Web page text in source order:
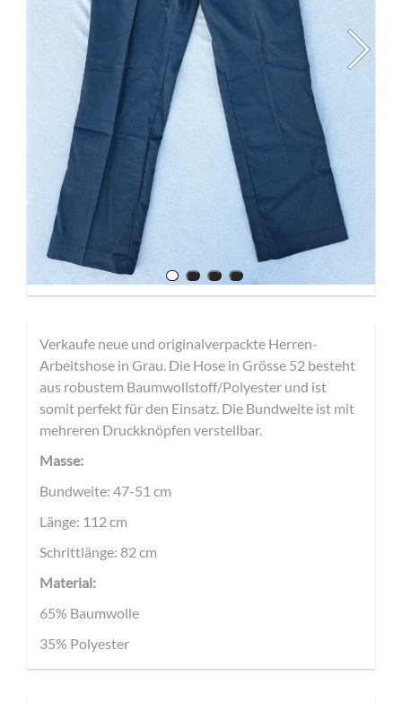
Verkaufe neue und originalverpackte Herren-
Arbeitshose in Grau. Die Hose in Grösse 52 besteht
aus robustem Baumwollstoff/Polyester und ist
somit perfekt für den Einsatz. Die Bundweite ist mit
mehreren Druckknöpfen verstellbar.
Masse:
Bundweite: 47-51 cm
Länge: 112 cm
Schrittlänge: 82 cm
Material:
65% Baumwolle
35% Polyester